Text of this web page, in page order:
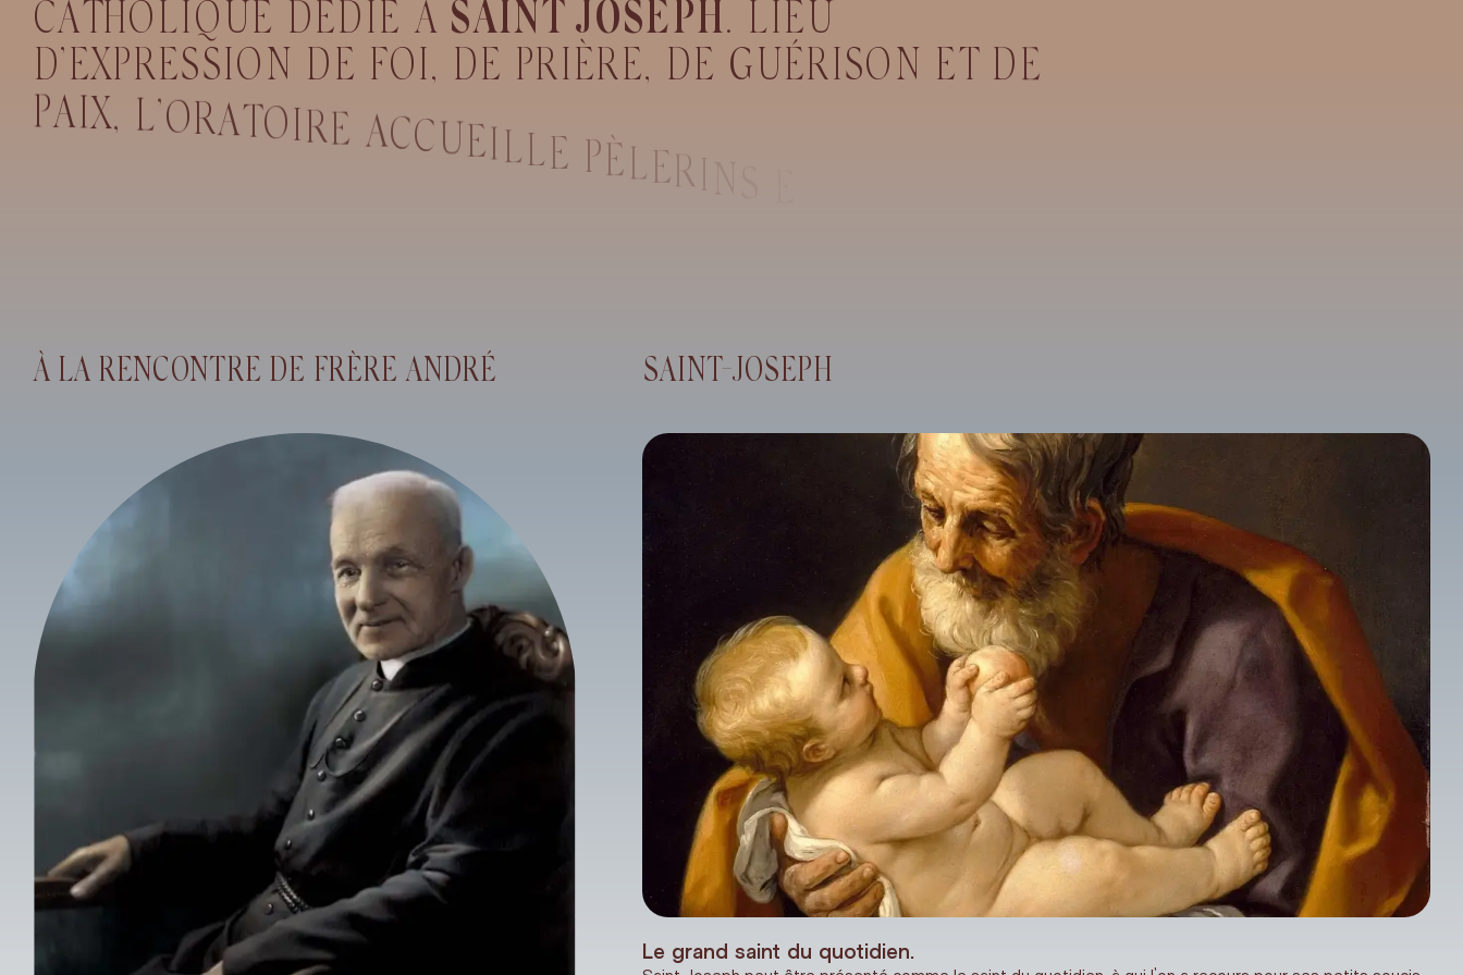
CATHOLIQ UE DÉDIÉ À SAINT JOSEPH. LIEU
D’EXPRESSION DE FOI, DE PRIÈRE, DE GUÉRISON ET DE
PAIX, L’ORATOIRE ACCUEI LLE PÈLERI
À LA RENCONTRE DE FRÈRE ANDRÉ SAINT-JOSEPH
Le grand saint du quotidien.